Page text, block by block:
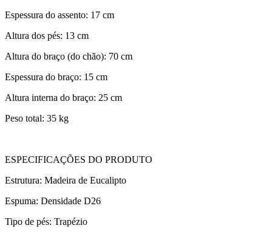
Espessura do assento: 17 cm
Altura dos pés: 13 cm
Altura do braço (do chão): 70 cm
Espessura do braço: 15 cm
Altura interna do braço: 25 cm
Peso total: 35 kg
ESPECIFICAÇÕES DO PRODUTO
Estrutura: Madeira de Eucalipto
Espuma: Densidade D26
Tipo de pés: Trapézio